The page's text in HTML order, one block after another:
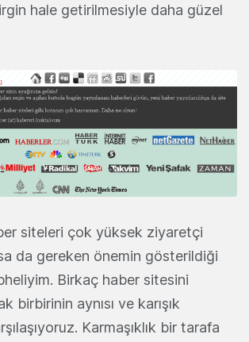
hale getirilmesiyle daha güzel
siteleri çok yüksek ziyaretçi
da gereken önemin gösterildiği
Birkaç haber sitesini
birbirinin aynısı ve karışık
Karmaşıklık bir tarafa